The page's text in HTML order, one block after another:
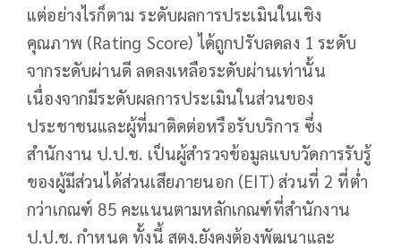
แต่อย่างไรก็ตาม ระดับผลการประเมินในเชิง
คุณภาพ (Rating Score) ได้ถูกปรับลดลง 1 ระดับ
จากระดับผ่านดี ลดลงเหลือระดับผ่านเท่านั้น
เนื่องจากมีระดับผลการประเมินในส่วนของ
ประชาชนและผู้ที่มาติดต่อหรือรับบริการ ซึ่ง
สำนักงาน ป.ป.ช. เป็นผู้สำรวจข้อมูลแบบวัดการรับรู้
ของผู้มีส่วนได้ส่วนเสียภายนอก (EIT) ส่วนที่ 2 ที่ต่ำ
กว่าเกณฑ์ 85 คะแนนตามหลักเกณฑ์ที่สำนักงาน
ป.ป.ช. กำหนด ทั้งนี้ สตง.ยังคงต้องพัฒนาและ